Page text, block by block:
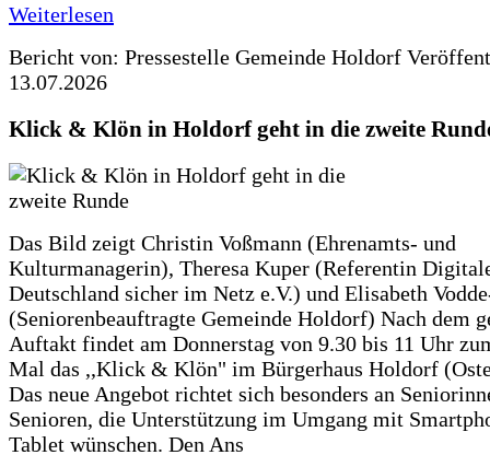
Weiterlesen
Bericht von: Pressestelle Gemeinde Holdorf
13.07.2026
Klick & Klön in Holdorf geht in die zweite
Das Bild zeigt Christin Voßmann (Ehrenamts- und
Kulturmanagerin), Theresa Kuper (Referentin
Deutschland sicher im Netz e.V.) und Elisabeth
(Seniorenbeauftragte Gemeinde Holdorf) Nach dem
Auftakt findet am Donnerstag von 9.30 bis 11 Uhr
Mal das ,,Klick & Klön" im Bürgerhaus Holdorf
Das neue Angebot richtet sich besonders an
Senioren, die Unterstützung im Umgang mit
Tablet wünschen. Den Ans